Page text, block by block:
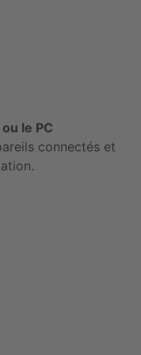
le PC
connectés et